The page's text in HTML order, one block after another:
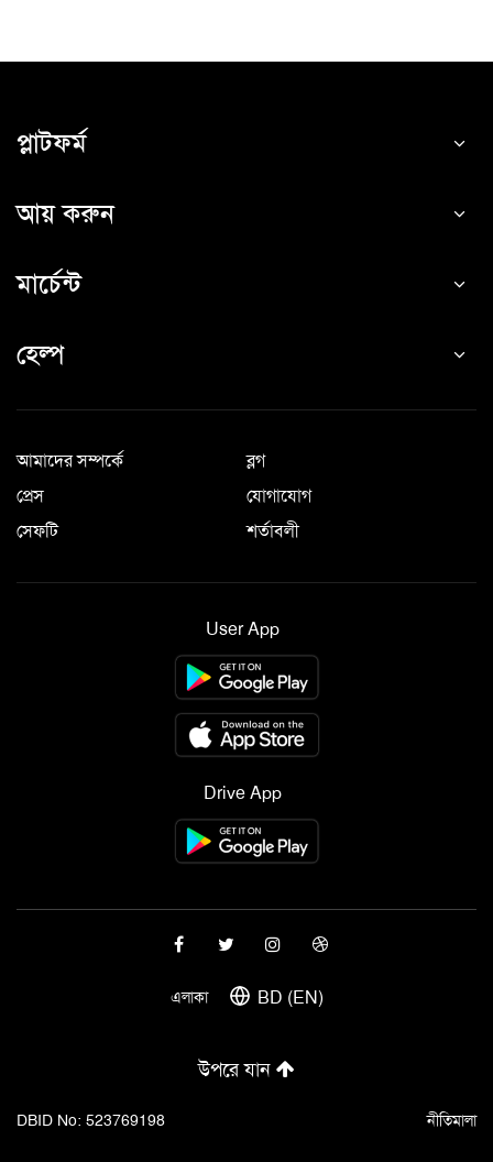
প্লাটফর্ম
আয় করুন
মার্চেন্ট
হেল্প
আমাদের সম্পর্কে
ব্লগ
প্রেস
যোগাযোগ
সেফটি
শর্তাবলী
User App
Drive App
এলাকা BD (EN)
উপরে যান
DBID No: 523769198 নীতিমালা